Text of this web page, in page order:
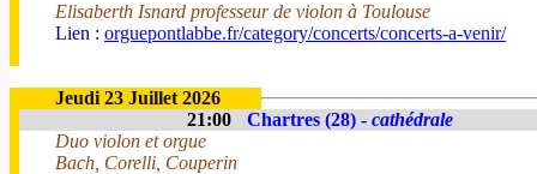
Elisaberth Isnard professeur de violon à Toulouse
Lien : orguepontlabbe.fr/category/concerts/concerts-a-venir/
Jeudi 23 Juillet 2026
21:00
Chartres (28) - cathédrale
Duo violon et orgue
Bach, Corelli, Couperin